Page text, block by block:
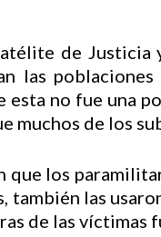
de
las
no fue una
muchos de los
los
las
de las